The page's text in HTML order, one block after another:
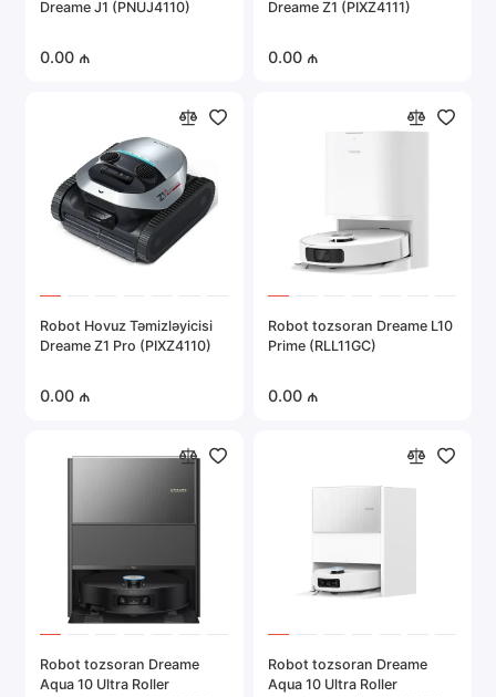
Dreame J1 (PNUJ4110)
0.00 ₼
Dreame Z1 (PIXZ4111)
0.00 ₼
Robot Hovuz Təmizləyicisi
Dreame Z1 Pro (PIXZ4110)
0.00 ₼
Robot tozsoran Dreame L10
Prime (RLL11GC)
0.00 ₼
Robot tozsoran Dreame
Aqua 10 Ultra Roller
Robot tozsoran Dreame
Aqua 10 Ultra Roller